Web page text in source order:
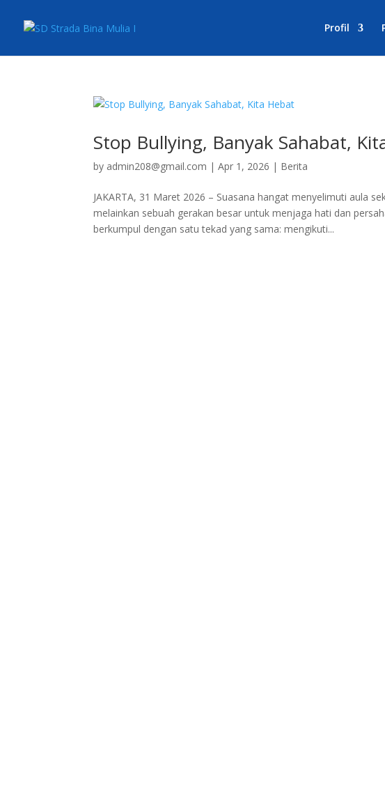
Profil
Stop Bullying, Banyak Sahabat,
by admin208@gmail.com |Apr 1, 2026 | Berita
JAKARTA, 31 Maret 2026 – Suasana hangat menyelimuti aula
melainkan sebuah gerakan besar untuk menjaga hati dan
berkumpul dengan satu tekad yang sama: mengikuti...